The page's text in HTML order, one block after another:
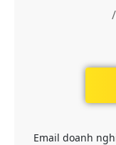
Email doanh